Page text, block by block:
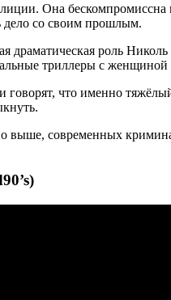
Она
дело со своим прошлым.
драматическая роль
триллеры с женщиной
говорят, что именно
выше, современных